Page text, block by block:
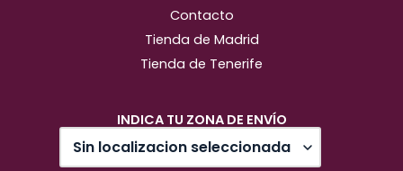
Contacto
Tienda de Madrid
Tienda de Tenerife
INDICA TU ZONA DE ENVÍO